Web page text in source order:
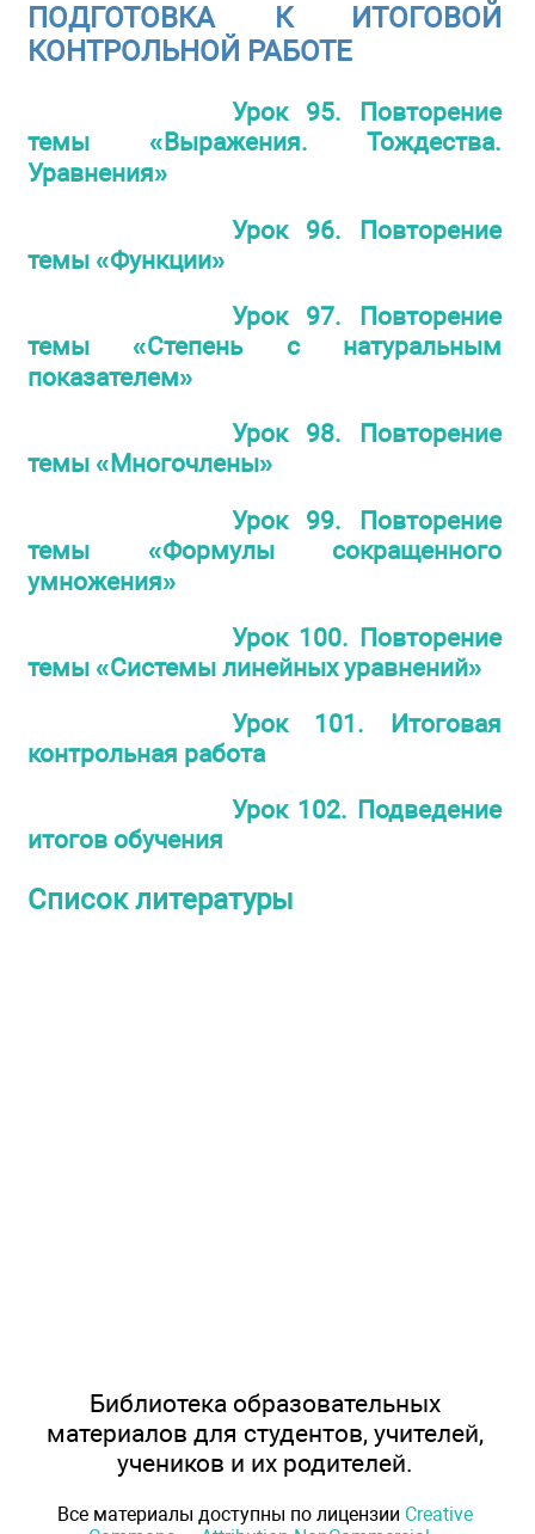
ПОДГОТОВКА К ИТОГОВОЙ
КОНТРОЛЬНОЙ РАБОТЕ
Урок 95. Повторение
темы «Выражения. Тождества.
Уравнения»
Урок 96. Повторение
темы «Функции»
Урок 97. Повторение
темы «Степень с натуральным
показателем»
Урок 98. Повторение
темы «Многочлены»
Урок 99. Повторение
темы «Формулы сокращенного
умножения»
Урок 100. Повторение
темы «Системы линейных уравнений»
Урок 101. Итоговая
контрольная работа
Урок 102. Подведение
итогов обучения
Список литературы
Библиотека образовательных
материалов для студентов, учителей,
учеников и их родителей.
Все материалы доступны по лицензии Creative